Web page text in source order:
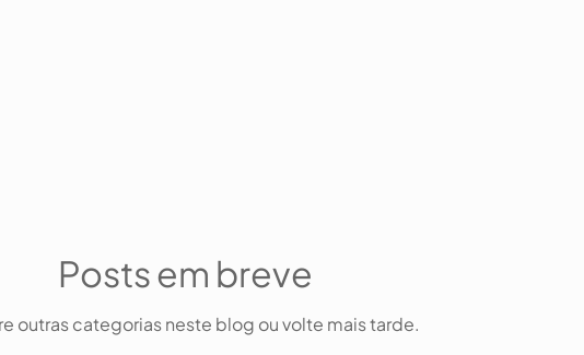
Posts em breve
outras categorias neste blog ou volte mais tarde.